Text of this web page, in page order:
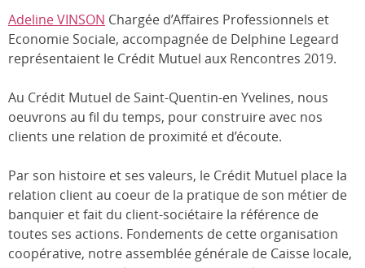
Adeline VINSON Chargée d’Affaires Professionnels et
Economie Sociale, accompagnée de Delphine Legeard
représentaient le Crédit Mutuel aux Rencontres 2019.
Au Crédit Mutuel de Saint-Quentin-en Yvelines, nous
oeuvrons au fil du temps, pour construire avec nos
clients une relation de proximité et d’écoute.
Par son histoire et ses valeurs, le Crédit Mutuel place la
relation client au coeur de la pratique de son métier de
banquier et fait du client-sociétaire la référence de
toutes ses actions. Fondements de cette organisation
coopérative, notre assemblée générale de Caisse locale,